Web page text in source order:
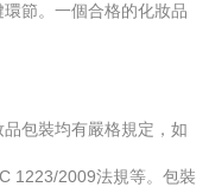
節。一個合格的化妝品
包裝均有嚴格規定，如
1223/2009法規等。包裝